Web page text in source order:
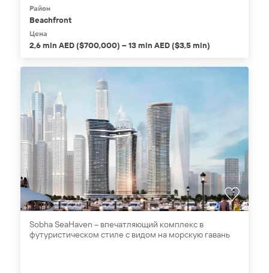
Район
Beachfront
Цена
2,6 mln AED ($700,000) – 13 mln AED ($3,5 mln)
Sobha SeaHaven – впечатляющий комплекс в
футуристическом стиле с видом на морскую гавань